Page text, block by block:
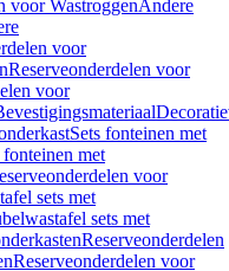
voor WastroggenAndere
voor
Reserveonderdelen voor
voor
Sets fonteinen met
met
voor
sets met
sets met
Reserveonderdelen
Reserveonderdelen voor